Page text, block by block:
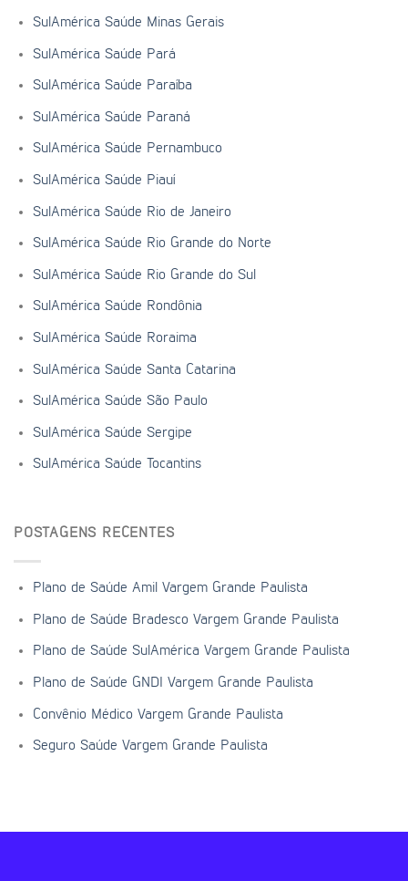
SulAmérica Saúde Minas Gerais
SulAmérica Saúde Pará
SulAmérica Saúde Paraíba
SulAmérica Saúde Paraná
SulAmérica Saúde Pernambuco
SulAmérica Saúde Piauí
SulAmérica Saúde Rio de Janeiro
SulAmérica Saúde Rio Grande do Norte
SulAmérica Saúde Rio Grande do Sul
SulAmérica Saúde Rondônia
SulAmérica Saúde Roraima
SulAmérica Saúde Santa Catarina
SulAmérica Saúde São Paulo
SulAmérica Saúde Sergipe
SulAmérica Saúde Tocantins
POSTAGENS RECENTES
Plano de Saúde Amil Vargem Grande Paulista
Plano de Saúde Bradesco Vargem Grande Paulista
Plano de Saúde SulAmérica Vargem Grande Paulista
Plano de Saúde GNDI Vargem Grande Paulista
Convênio Médico Vargem Grande Paulista
Seguro Saúde Vargem Grande Paulista